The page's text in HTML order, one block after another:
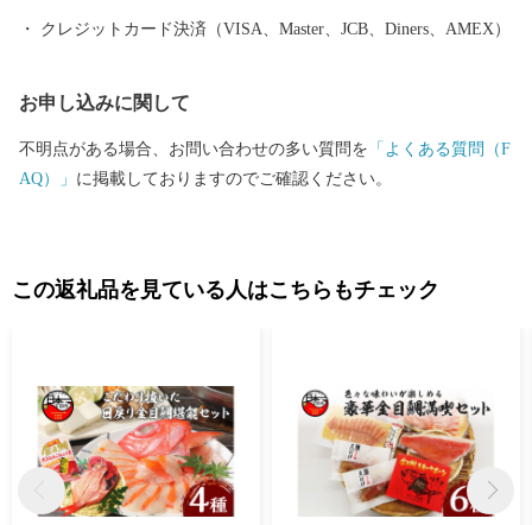
クレジットカード決済（VISA、Master、JCB、Diners、AMEX）
お申し込みに関して
不明点がある場合、お問い合わせの多い質問を 「よくある質問（F
AQ）」 に掲載しておりますのでご確認ください。
この返礼品を見ている人はこちらもチェック